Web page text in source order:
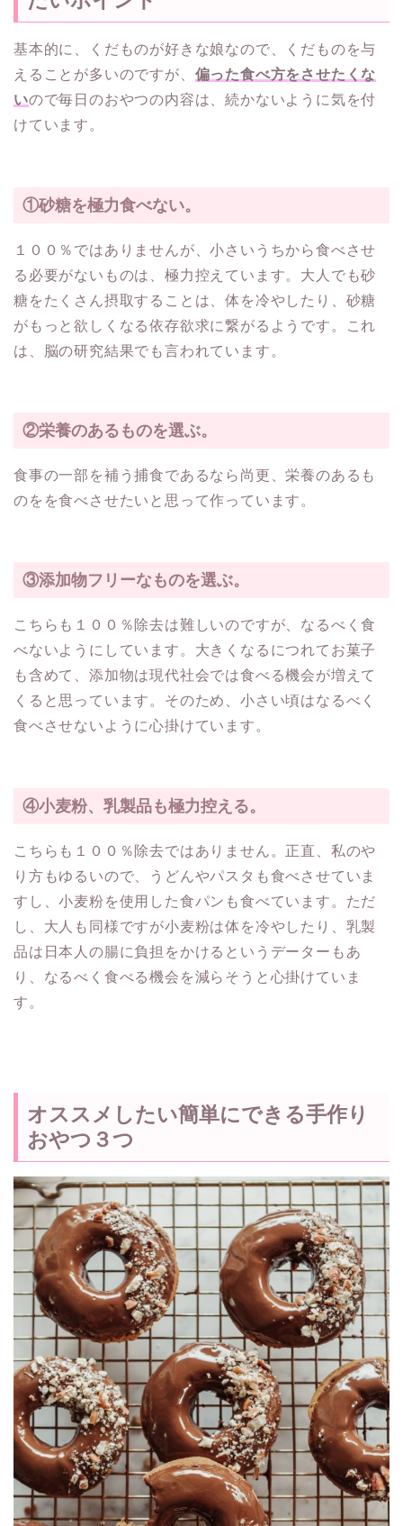
基本的に、くだものが好きな娘なので、くだものを与
えることが多いのですが、 偏った食べ方をさせたくな
いので毎日のおやつの内容は、続かないように気を付
けています。
①砂糖を極力食べない。
１００％ではありませんが、小さいうちから食べさせ
る必要がないものは、極力控えています。大人でも砂
糖をたくさん摂取することは、体を冷やしたり、砂糖
がもっと欲しくなる依存欲求に繋がるようです。これ
は、脳の研究結果でも言われています。
②栄養のあるものを選ぶ。
食事の一部を補う捕食であるなら尚更、栄養のあるも
のをを食べさせたいと思って作っています。
③添加物フリーなものを選ぶ。
こちらも１００％除去は難しいのですが、なるべく食
べないようにしています。大きくなるにつれてお菓子
も含めて、添加物は現代社会では食べる機会が増えて
くると思っています。そのため、小さい頃はなるべく
食べさせないように心掛けています。
④小麦粉、乳製品も極力控える。
こちらも１００％除去ではありません。正直、私のや
り方もゆるいので、うどんやパスタも食べさせていま
すし、小麦粉を使用した食パンも食べています。ただ
し、大人も同様ですが小麦粉は体を冷やしたり、乳製
品は日本人の腸に負担をかけるというデーターもあ
り、なるべく食べる機会を減らそうと心掛けていま
す。
オススメしたい簡単にできる手作り
おやつ３つ